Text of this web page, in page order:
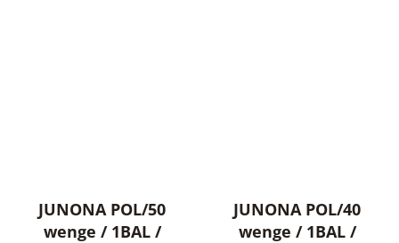
JUNONA POL/50
wenge / 1BAL /
JUNONA POL/40
wenge / 1BAL /